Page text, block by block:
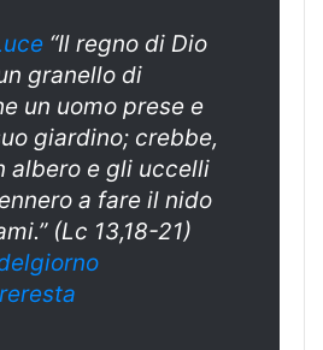
“Il regno di Dio
granello di
un uomo prese e
giardino; crebbe,
albero e gli uccelli
a fare il nido
(Lc 13,18-21)
o